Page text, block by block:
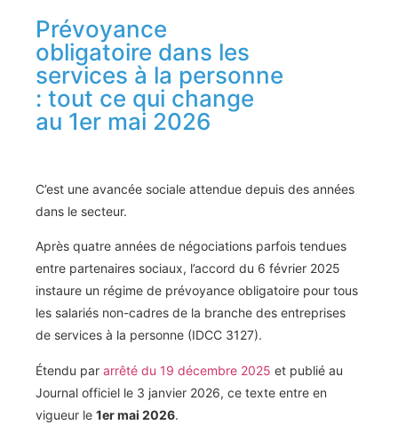
Prévoyance
obligatoire dans les
services à la personne
: tout ce qui change
au 1er mai 2026
C’est une avancée sociale attendue depuis des années
dans le secteur.
Après quatre années de négociations parfois tendues
entre partenaires sociaux, l’accord du 6 février 2025
instaure un régime de prévoyance obligatoire pour tous
les salariés non-cadres de la branche des entreprises
de services à la personne (IDCC 3127).
Étendu par arrêté du 19 décembre 2025 et publié au
Journal officiel le 3 janvier 2026, ce texte entre en
vigueur le 1er mai 2026.